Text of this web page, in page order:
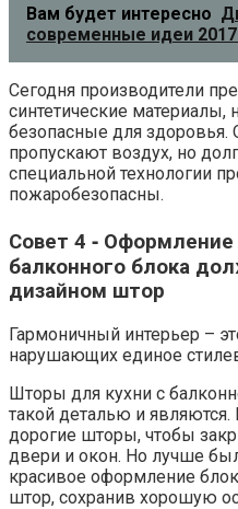
Вам будет интересно
современные идеи
Сегодня производители
синтетические материалы,
безопасные для здоровья.
пропускают воздух, но
специальной технологии
пожаробезопасны.
Совет 4 ‑
балконного блока
дизайном штор
Гармоничный интерьер –
нарушающих единое
Шторы для кухни с
такой деталью и
дорогие шторы, чтобы
двери и окон. Но лучше
красивое оформление
штор, сохранив хорошую